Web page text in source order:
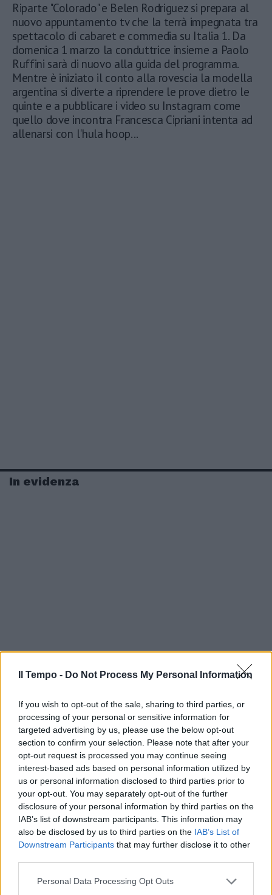
Il Tempo - Do Not Process My Personal Information
If you wish to opt-out of the sale, sharing to third parties, or
processing of your personal or sensitive information for
targeted advertising by us, please use the below opt-out
section to confirm your selection. Please note that after your
opt-out request is processed you may continue seeing
interest-based ads based on personal information utilized by
us or personal information disclosed to third parties prior to
your opt-out. You may separately opt-out of the further
disclosure of your personal information by third parties on the
IAB’s list of downstream participants. This information may
also be disclosed by us to third parties on the IAB’s List of
Downstream Participants that may further disclose it to other
Personal Data Processing Opt Outs
Riparte "Colorado" e Belen Rodriguez si prepara al
nuovo appuntamento tv che la terrà impegnata tra
spettacolo di cabaret e commedia su Italia 1. Da
domenica 1 marzo la conduttrice insieme a Paolo
Ruffini sarà di nuovo alla guida del programma.
Mentre è iniziato il conto alla rovescia la modella
argentina si diverte a riprendere le prove dietro le
quinte e a pubblicare i video su Instagram come
quello dove incontra Francesca Cipriani intenta ad
allenarsi con l'hula hoop...
In evidenza